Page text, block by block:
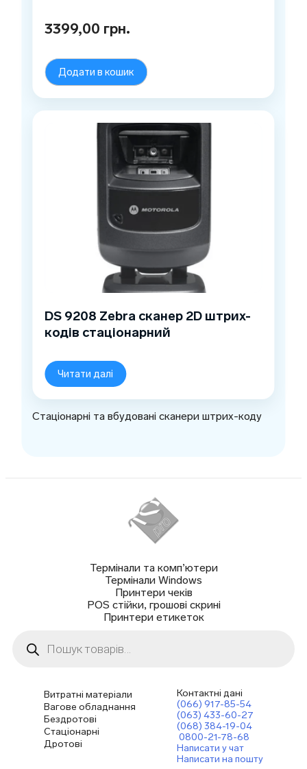
Стаціонарні та вбудовані сканери штрих-коду
3399,00 грн.
Додати в кошик
DS 9208 Zebra сканер 2D штрих-
кодів стаціонарний
Читати далі
Термінали та комп’ютери
Термінали Windows
Принтери чеків
POS стійки, грошові скрині
Принтери етикеток
товарів
Витратні матеріали
Вагове обладнання
Бездротові
Стаціонарні
Дротові
Контактні дані
(066) 917-85-54
(063) 433-60-27
(068) 384-19-04
0800-21-78-68
Написати у чат
Написати на пошту